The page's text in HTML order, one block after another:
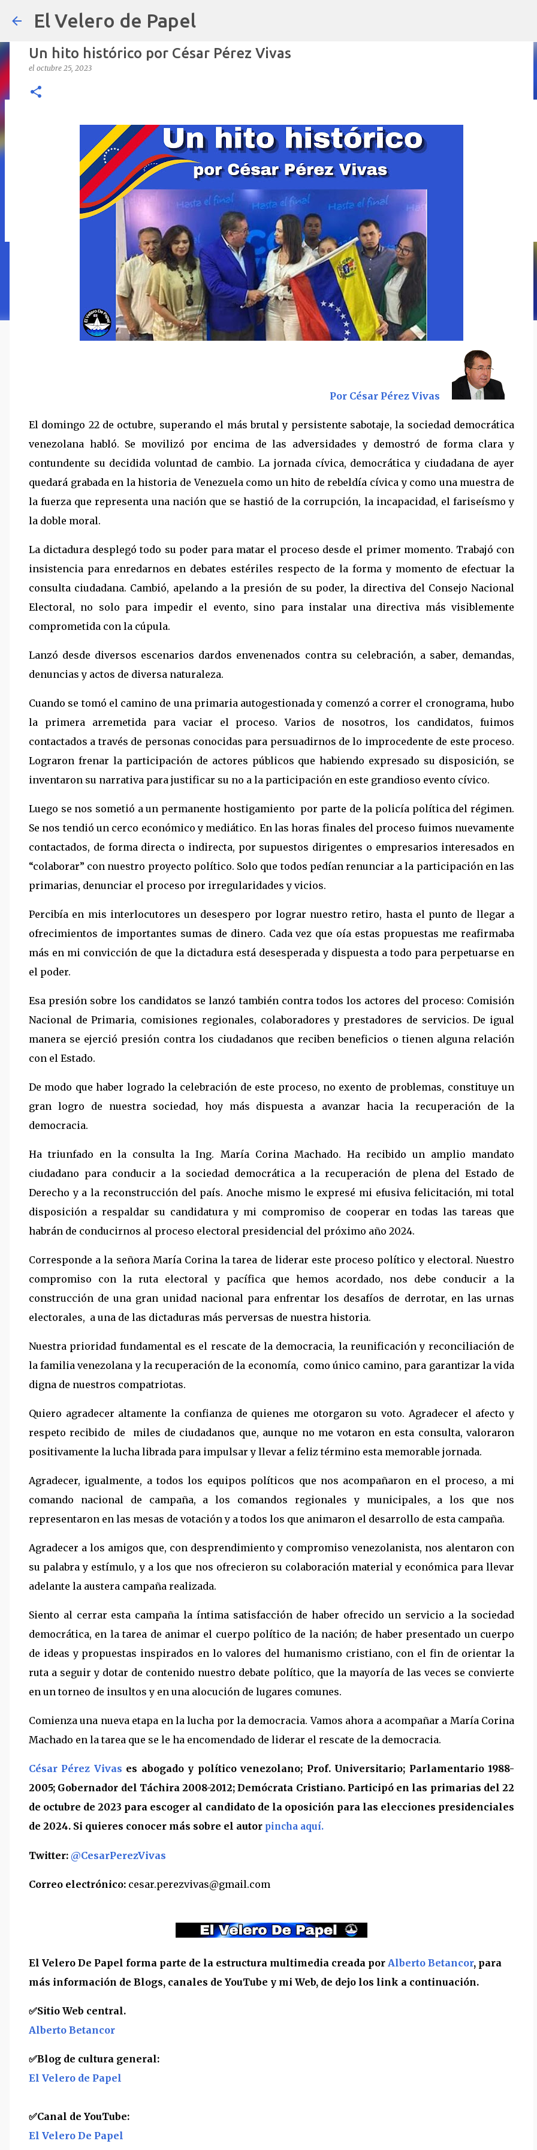
El Velero de Papel
POLÍTICAS PÚBLICAS y POBREZA POR ARTURO MOLINA
septiembre 22, 2024 ARTÍCULOS ARTURO-MOLINA OPINIÓN POLÍTICAS PÚBLICAS Y POBREZA
Un hito histórico por César Pérez Vivas
el octubre 25, 2023
Por César Pérez Vivas
El domingo 22 de octubre, superando el más brutal y persistente sabotaje, la sociedad democrática
venezolana habló. Se movilizó por encima de las adversidades y demostró de forma clara y
contundente su decidida voluntad de cambio. La jornada cívica, democrática y ciudadana de ayer
quedará grabada en la historia de Venezuela como un hito de rebeldía cívica y como una muestra de
la fuerza que representa una nación que se hastió de la corrupción, la incapacidad, el fariseísmo y
la doble moral.
La dictadura desplegó todo su poder para matar el proceso desde el primer momento. Trabajó con
insistencia para enredarnos en debates estériles respecto de la forma y momento de efectuar la
consulta ciudadana. Cambió, apelando a la presión de su poder, la directiva del Consejo Nacional
Electoral, no solo para impedir el evento, sino para instalar una directiva más visiblemente
comprometida con la cúpula.
Lanzó desde diversos escenarios dardos envenenados contra su celebración, a saber, demandas,
denuncias y actos de diversa naturaleza.
Cuando se tomó el camino de una primaria autogestionada y comenzó a correr el cronograma, hubo
la primera arremetida para vaciar el proceso. Varios de nosotros, los candidatos, fuimos
contactados a través de personas conocidas para persuadirnos de lo improcedente de este proceso.
Lograron frenar la participación de actores públicos que habiendo expresado su disposición, se
inventaron su narrativa para justificar su no a la participación en este grandioso evento cívico.
Luego se nos sometió a un permanente hostigamiento por parte de la policía política del régimen.
Se nos tendió un cerco económico y mediático. En las horas finales del proceso fuimos nuevamente
contactados, de forma directa o indirecta, por supuestos dirigentes o empresarios interesados en
“colaborar” con nuestro proyecto político. Solo que todos pedían renunciar a la participación en las
primarias, denunciar el proceso por irregularidades y vicios.
Percibía en mis interlocutores un desespero por lograr nuestro retiro, hasta el punto de llegar a
ofrecimientos de importantes sumas de dinero. Cada vez que oía estas propuestas me reafirmaba
más en mi convicción de que la dictadura está desesperada y dispuesta a todo para perpetuarse en
el poder.
Esa presión sobre los candidatos se lanzó también contra todos los actores del proceso: Comisión
Nacional de Primaria, comisiones regionales, colaboradores y prestadores de servicios. De igual
manera se ejerció presión contra los ciudadanos que reciben beneficios o tienen alguna relación
con el Estado.
De modo que haber logrado la celebración de este proceso, no exento de problemas, constituye un
gran logro de nuestra sociedad, hoy más dispuesta a avanzar hacia la recuperación de la
democracia.
Ha triunfado en la consulta la Ing. María Corina Machado. Ha recibido un amplio mandato
ciudadano para conducir a la sociedad democrática a la recuperación de plena del Estado de
Derecho y a la reconstrucción del país. Anoche mismo le expresé mi efusiva felicitación, mi total
disposición a respaldar su candidatura y mi compromiso de cooperar en todas las tareas que
habrán de conducirnos al proceso electoral presidencial del próximo año 2024.
Corresponde a la señora María Corina la tarea de liderar este proceso político y electoral. Nuestro
compromiso con la ruta electoral y pacífica que hemos acordado, nos debe conducir a la
construcción de una gran unidad nacional para enfrentar los desafíos de derrotar, en las urnas
electorales, a una de las dictaduras más perversas de nuestra historia.
Nuestra prioridad fundamental es el rescate de la democracia, la reunificación y reconciliación de
la familia venezolana y la recuperación de la economía, como único camino, para garantizar la vida
digna de nuestros compatriotas.
Quiero agradecer altamente la confianza de quienes me otorgaron su voto. Agradecer el afecto y
respeto recibido de miles de ciudadanos que, aunque no me votaron en esta consulta, valoraron
positivamente la lucha librada para impulsar y llevar a feliz término esta memorable jornada.
Agradecer, igualmente, a todos los equipos políticos que nos acompañaron en el proceso, a mi
comando nacional de campaña, a los comandos regionales y municipales, a los que nos
representaron en las mesas de votación y a todos los que animaron el desarrollo de esta campaña.
Agradecer a los amigos que, con desprendimiento y compromiso venezolanista, nos alentaron con
su palabra y estímulo, y a los que nos ofrecieron su colaboración material y económica para llevar
adelante la austera campaña realizada.
Siento al cerrar esta campaña la íntima satisfacción de haber ofrecido un servicio a la sociedad
democrática, en la tarea de animar el cuerpo político de la nación; de haber presentado un cuerpo
de ideas y propuestas inspirados en lo valores del humanismo cristiano, con el fin de orientar la
ruta a seguir y dotar de contenido nuestro debate político, que la mayoría de las veces se convierte
en un torneo de insultos y en una alocución de lugares comunes.
Comienza una nueva etapa en la lucha por la democracia. Vamos ahora a acompañar a María Corina
Machado en la tarea que se le ha encomendado de liderar el rescate de la democracia.
César Pérez Vivas es abogado y político venezolano; Prof. Universitario; Parlamentario 1988-
2005; Gobernador del Táchira 2008-2012; Demócrata Cristiano. Participó en las primarias del 22
de octubre de 2023 para escoger al candidato de la oposición para las elecciones presidenciales
de 2024. Si quieres conocer más sobre el autor pincha aquí.
Twitter: @CesarPerezVivas
Correo electrónico: cesar.perezvivas@gmail.com
El Velero De Papel forma parte de la estructura multimedia creada por Alberto Betancor, para
más información de Blogs, canales de YouTube y mi Web, de dejo los link a continuación.
✅Sitio Web central.
Alberto Betancor
✅Blog de cultura general:
El Velero de Papel
✅Canal de YouTube:
El Velero De Papel